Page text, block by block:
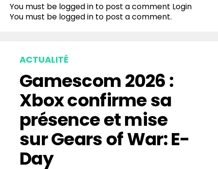
You must be logged in to post a comment Login
You must be logged in to post a comment.
ACTUALITÉ
Gamescom 2026 :
Xbox confirme sa
présence et mise
sur Gears of War: E-
Day